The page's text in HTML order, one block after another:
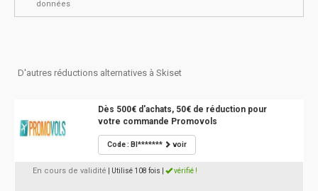
données
D'autres réductions alternatives à Skiset
Dès 500€ d'achats, 50€ de réduction pour
votre commande Promovols
Code : BI******* voir
En cours de validité | Utilisé 108 fois vérifié !